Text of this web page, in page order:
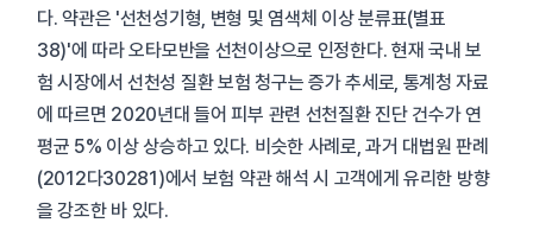
다. 약관은 '선천성기형, 변형 및 염색체 이상 분류표(별표
38)'에 따라 오타모반을 선천이상으로 인정한다. 현재 국내 보
험 시장에서 선천성 질환 보험 청구는 증가 추세로, 통계청 자료
에 따르면 2020년대 들어 피부 관련 선천질환 진단 건수가 연
평균 5% 이상 상승하고 있다. 비슷한 사례로, 과거 대법원 판례
(2012다30281)에서 보험 약관 해석 시 고객에게 유리한 방향
을 강조한 바 있다.